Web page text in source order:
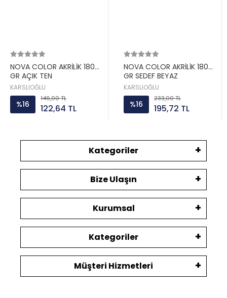
NOVA COLOR AKRİLİK 180
GR AÇIK TEN
KARSLIOĞLU
%16
146,00 TL
122,64 TL
NOVA COLOR AKRİLİK 180
GR SEDEF BEYAZ
KARSLIOĞLU
%16
233,00 TL
195,72 TL
Kategoriler
Bize Ulaşın
Kurumsal
Kategoriler
Müşteri Hizmetleri